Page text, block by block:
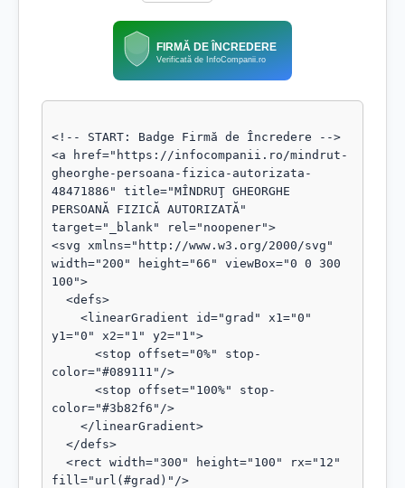
FIRMĂ DE ÎNCREDERE
Verificată de InfoCompanii.ro
<!-- START: Badge Firmă de Încredere -->
<a href="https://infocompanii.ro/mindrut-
gheorghe-persoana-fizica-autorizata-
48471886" title="MÎNDRUŢ GHEORGHE
PERSOANĂ FIZICĂ AUTORIZATĂ"
target="_blank" rel="noopener">
<svg xmlns="http://www.w3.org/2000/svg"
width="200" height="66" viewBox="0 0 300
100">
y1="0" x2="1" y2="1">
color="#089111"/>
color="#3b82f6"/>
fill="url(#grad)"/>